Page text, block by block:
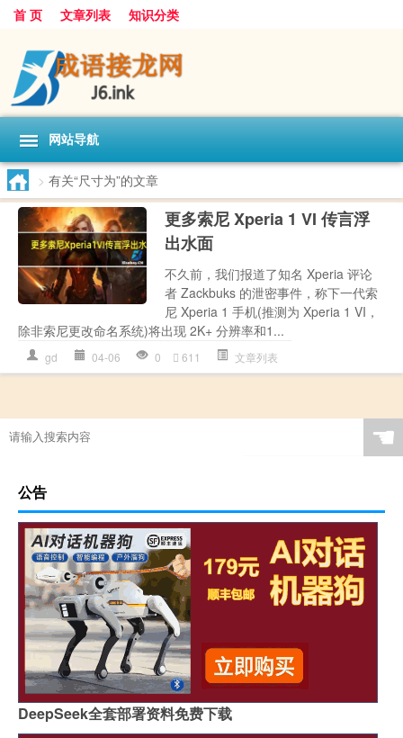
首 页 文章列表 知识分类
网站导航
> 有关“尺寸为”的文章
更多索尼 Xperia 1 VI 传言浮
出水面
不久前，我们报道了知名 Xperia 评论
者 Zackbuks 的泄密事件，称下一代索
尼 Xperia 1 手机(推测为 Xperia 1 VI，
除非索尼更改命名系统)将出现 2K+ 分辨率和1...
gd 04-06 0 611 文章列表
☚
公告
DeepSeek全套部署资料免费下载